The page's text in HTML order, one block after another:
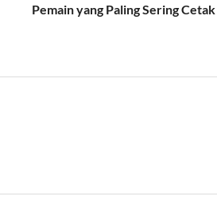
Pemain yang Paling Sering